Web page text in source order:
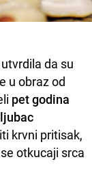
da su
u obraz od
pet godina
krvni pritisak,
otkucaji srca